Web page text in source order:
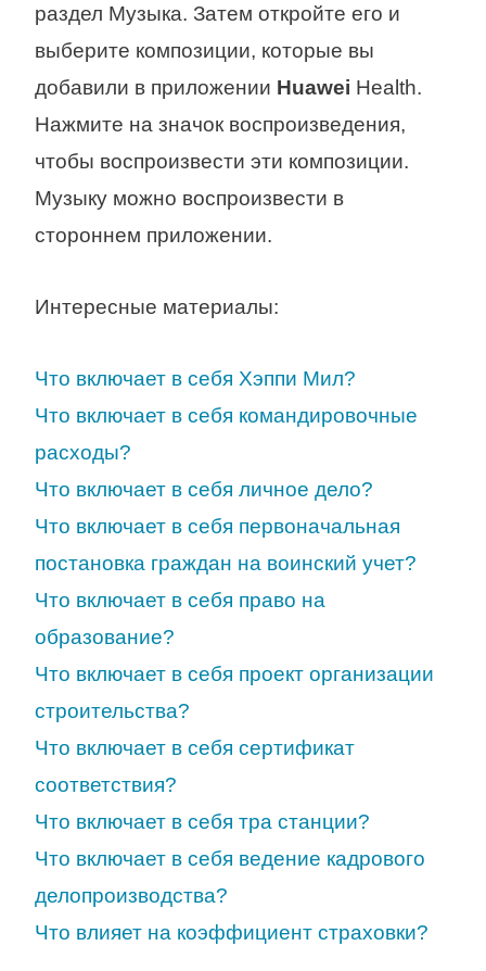
раздел Музыка. Затем откройте его и
выберите композиции, которые вы
добавили в приложении Huawei Health.
Нажмите на значок воспроизведения,
чтобы воспроизвести эти композиции.
Музыку можно воспроизвести в
стороннем приложении.
Интересные материалы:
Что включает в себя Хэппи Мил?
Что включает в себя командировочные
расходы?
Что включает в себя личное дело?
Что включает в себя первоначальная
постановка граждан на воинский учет?
Что включает в себя право на
образование?
Что включает в себя проект организации
строительства?
Что включает в себя сертификат
соответствия?
Что включает в себя тра станции?
Что включает в себя ведение кадрового
делопроизводства?
Что влияет на коэффициент страховки?